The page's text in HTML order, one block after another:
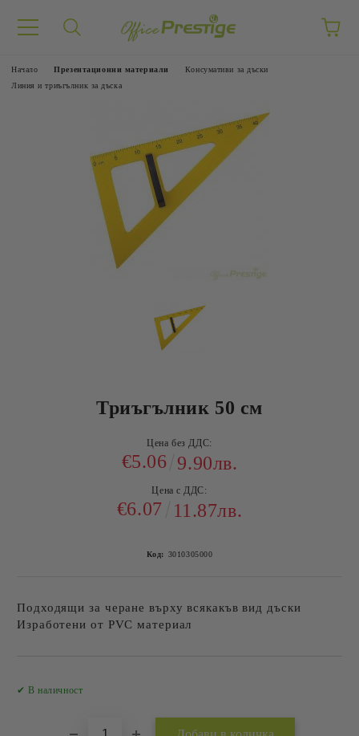
Начало Презентационни материали
Консумативи за дъски
Линия и триъгълник за дъска
Триъгълник 50 см
Цена без ДДС:
€5.06 9.90лв.
Цена с ДДС:
€6.07 11.87лв.
Код: 3010305000
Подходящи за черане върху всякакъв вид дъски
Изработени от PVC материал
✔ В наличност